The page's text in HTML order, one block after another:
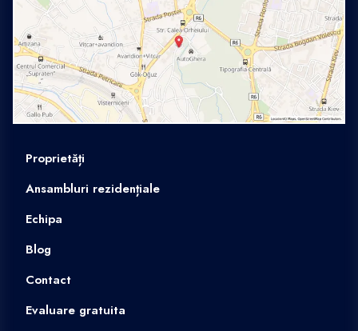
Proprietăți
Ansambluri rezidențiale
Echipa
Blog
Contact
Evaluare gratuita